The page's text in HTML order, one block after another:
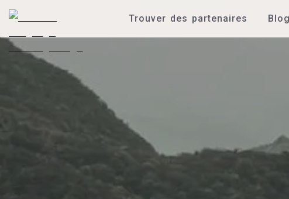
Trouver des partenaires Blog